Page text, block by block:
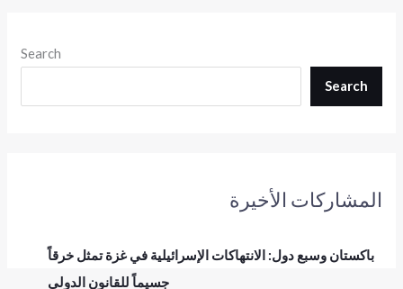
Search
Search
المشاركات الأخيرة
باكستان وسبع دول: الانتهاكات الإسرائيلية في غزة تمثل خرقاً
جسيماً للقانون الدولي